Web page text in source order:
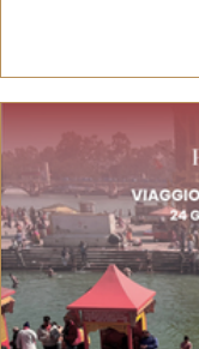
chiamiamo crisi,